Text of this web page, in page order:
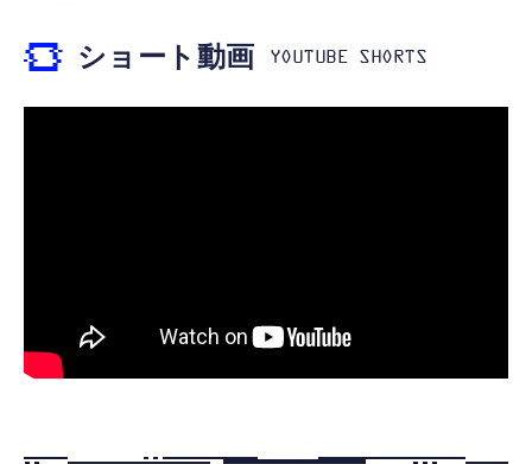
￥999
ジングベース付き ロペット 充電ベース付き
ショート動画